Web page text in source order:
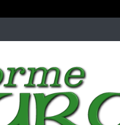
for sale in usa recognized
welcome to our
with professional
high https://